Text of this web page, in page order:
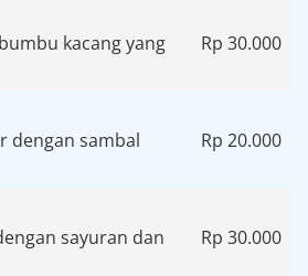
kacang yang
Rp 30.000
dengan sambal
Rp 20.000
sayuran dan
Rp 30.000